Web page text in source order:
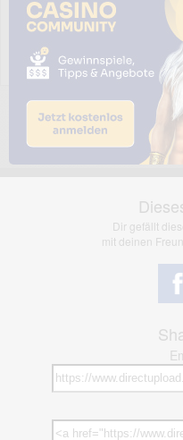
Das dargestellte Bild wurde von
übernimmt keinerlei Haftung
jedoch bei Verstößen
Dir gefällt
mit deinen